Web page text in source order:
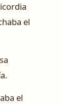
el
el